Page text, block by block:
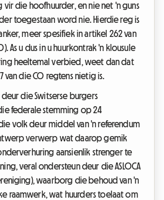
die hoofhuurder, en nie net 'n guns
toegestaan word nie. Hierdie reg is
meer spesifiek in artikel 262 van
As u dus in u huurkontrak 'n klousule
heeltemal verbied, weet dan dat
die CO regtens nietig is.
deur die Switserse burgers
federale stemming op 24
volk deur middel van 'n referendum
verwerp wat daarop gemik
aansienlik strenger te
veral ondersteun deur die ASLOCA
waarborg die behoud van 'n
raamwerk, wat huurders toelaat om